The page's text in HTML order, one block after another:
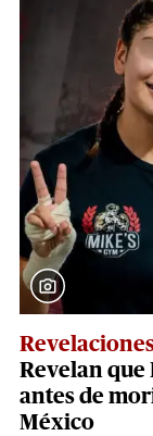
Revelan
antes de
México